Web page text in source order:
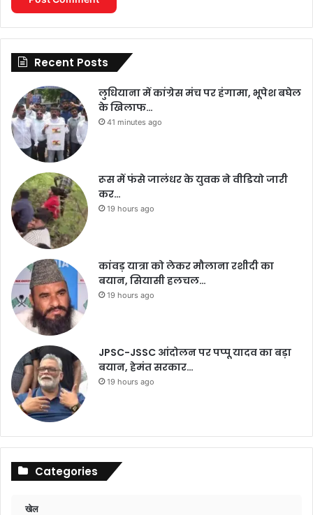
Recent Posts
लुधियाना में कांग्रेस मंच पर हंगामा, भूपेश बघेल
के खिलाफ…
41 minutes ago
रूस में फंसे जालंधर के युवक ने वीडियो जारी
कर…
19 hours ago
कांवड़ यात्रा को लेकर मौलाना रशीदी का
बयान, सियासी हलचल…
19 hours ago
JPSC-JSSC आंदोलन पर पप्पू यादव का बड़ा
बयान, हेमंत सरकार…
19 hours ago
Categories
खेल